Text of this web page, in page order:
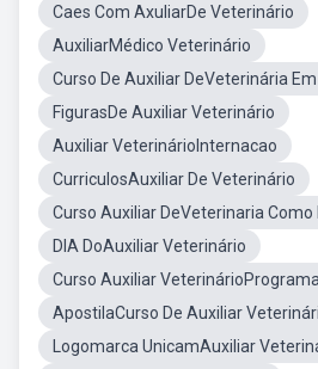
Caes Com AxuliarDe Veterinário
AuxiliarMédico Veterinário
Curso De Auxiliar DeVeterinária
FigurasDe Auxiliar Veterinário
Auxiliar VeterinárioInternacao
CurriculosAuxiliar De Veterinário
Curso Auxiliar DeVeterinaria Como
DIA DoAuxiliar Veterinário
Curso Auxiliar
ApostilaCurso De Auxiliar
Logomarca UnicamAuxiliar